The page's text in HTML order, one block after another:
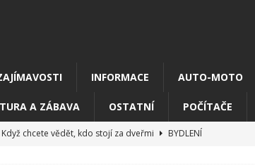
INFORMACE AUTO-MOTO
A ZÁBAVA OSTATNÍ POČÍTAČE
chcete vědět, kdo stojí za dveřmi
BYDLENÍ